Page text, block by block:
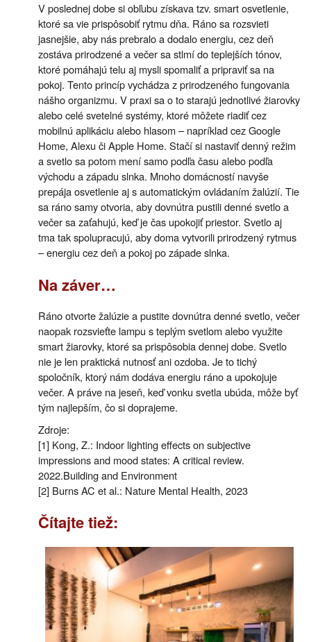
V poslednej dobe si obľubu získava tzv. smart osvetlenie,
ktoré sa vie prispôsobiť rytmu dňa. Ráno sa rozsvieti
jasnejšie, aby nás prebralo a dodalo energiu, cez deň
zostáva prirodzené a večer sa stlmí do teplejších tónov,
ktoré pomáhajú telu aj mysli spomaliť a pripraviť sa na
pokoj. Tento princíp vychádza z prirodzeného fungovania
nášho organizmu. V praxi sa o to starajú jednotlivé žiarovky
alebo celé svetelné systémy, ktoré môžete riadiť cez
mobilnú aplikáciu alebo hlasom – napríklad cez Google
Home, Alexu či Apple Home. Stačí si nastaviť denný režim
a svetlo sa potom mení samo podľa času alebo podľa
východu a západu slnka. Mnoho domácností navyše
prepája osvetlenie aj s automatickým ovládaním žalúzií. Tie
sa ráno samy otvoria, aby dovnútra pustili denné svetlo a
večer sa zaťahujú, keď je čas upokojiť priestor. Svetlo aj
tma tak spolupracujú, aby doma vytvorili prirodzený rytmus
– energiu cez deň a pokoj po západe slnka.
Na záver…
Ráno otvorte žalúzie a pustite dovnútra denné svetlo, večer
naopak rozsvieťte lampu s teplým svetlom alebo využite
smart žiarovky, ktoré sa prispôsobia dennej dobe. Svetlo
nie je len praktická nutnosť ani ozdoba. Je to tichý
spoločník, ktorý nám dodáva energiu ráno a upokojuje
večer. A práve na jeseň, keď vonku svetla ubúda, môže byť
tým najlepším, čo si doprajeme.
Zdroje:
[1] Kong, Z.: Indoor lighting effects on subjective
impressions and mood states: A critical review.
2022.Building and Environment
[2] Burns AC et al.: Nature Mental Health, 2023
Čítajte tiež: